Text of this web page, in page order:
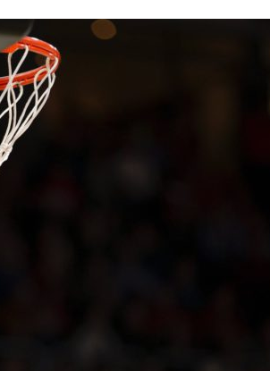
BASKET NEWS
Roig Arena di
arriva «The
con